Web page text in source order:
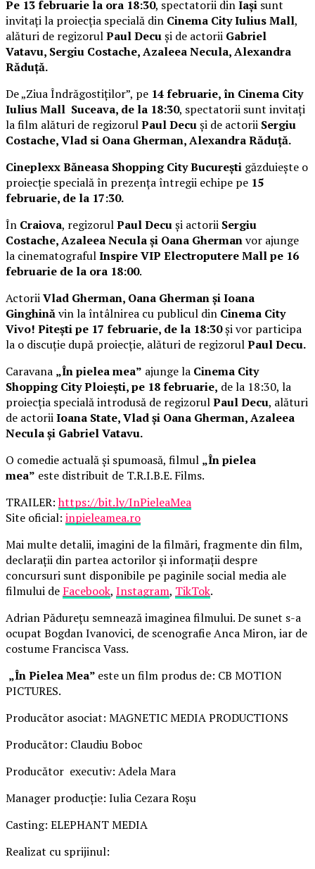
Pe 13 februarie la ora 18:30, spectatorii dinIași sunt
invitați la proiecția specială din Cinema City Iulius Mall,
alături de regizorulPaul Decuși de actorii Gabriel
Vatavu, Sergiu Costache, Azaleea Necula, Alexandra
Răduță.
De „Ziua Îndrăgostiților”, pe 14 februarie, în Cinema City
Iulius Mall Suceava, de la 18:30, spectatorii sunt invitați
la film alături de regizorulPaul Decuși de actorii Sergiu
Costache, Vlad si Oana Gherman, Alexandra Răduță.
Cineplexx Băneasa Shopping City București găzduiește o
proiecție specială în prezența întregii echipe pe 15
februarie, de la 17:30.
În Craiova, regizorulPaul Decuși actorii Sergiu
Costache, Azaleea Necula și Oana Ghermanvor ajunge
la cinematografulInspire VIP Electroputere Mall pe 16
februarie de la ora 18:00.
ActoriiVlad Gherman, Oana Gherman și Ioana
Ginghinăvin la întâlnirea cu publicul din Cinema City
Vivo! Pitești pe 17 februarie, de la 18:30și vor participa
la o discuție după proiecție, alături de regizorulPaul Decu.
Caravana „În pielea mea” ajunge la Cinema City
Shopping City Ploiești, pe 18 februarie, de la 18:30, la
proiecția specială introdusă de regizorulPaul Decu, alături
de actoriiIoana State, Vlad și Oana Gherman, Azaleea
Necula și Gabriel Vatavu.
O comedie actuală și spumoasă, filmul „În pielea
mea” este distribuit de T.R.I.B.E. Films.
TRAILER:https://bit.ly/InPieleaMea
Site oficial: inpieleamea.ro
Mai multe detalii, imagini de la filmări, fragmente din film,
declarații din partea actorilor și informații despre
concursuri sunt disponibile pe paginile social media ale
filmului de Facebook, Instagram, TikTok.
Adrian Pădurețu semnează imaginea filmului. De sunet s-a
ocupat Bogdan Ivanovici, de scenografie Anca Miron, iar de
costume Francisca Vass.
„În Pielea Mea” este un film produs de: CB MOTION
PICTURES.
Producător asociat: MAGNETIC MEDIA PRODUCTIONS
Producător: Claudiu Boboc
Producător executiv: Adela Mara
Manager producție: Iulia Cezara Roșu
Casting: ELEPHANT MEDIA
Realizat cu sprijinul: